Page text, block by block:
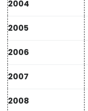
2004
2005
2006
2007
2008